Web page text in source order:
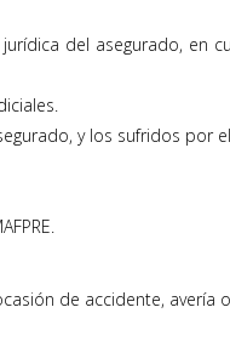
del asegurado,
y los sufridos por
de accidente,